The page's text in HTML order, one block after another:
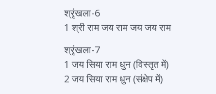
श्रृंखला-6
1 श्री राम जय राम जय जय राम
श्रृंखला-7
1 जय सिया राम धुन (विस्तृत में)
2 जय सिया राम धुन (संक्षेप में)